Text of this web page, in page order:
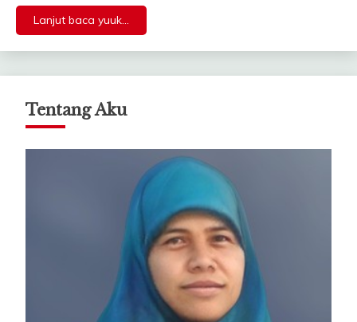
Lanjut baca yuuk...
Tentang Aku